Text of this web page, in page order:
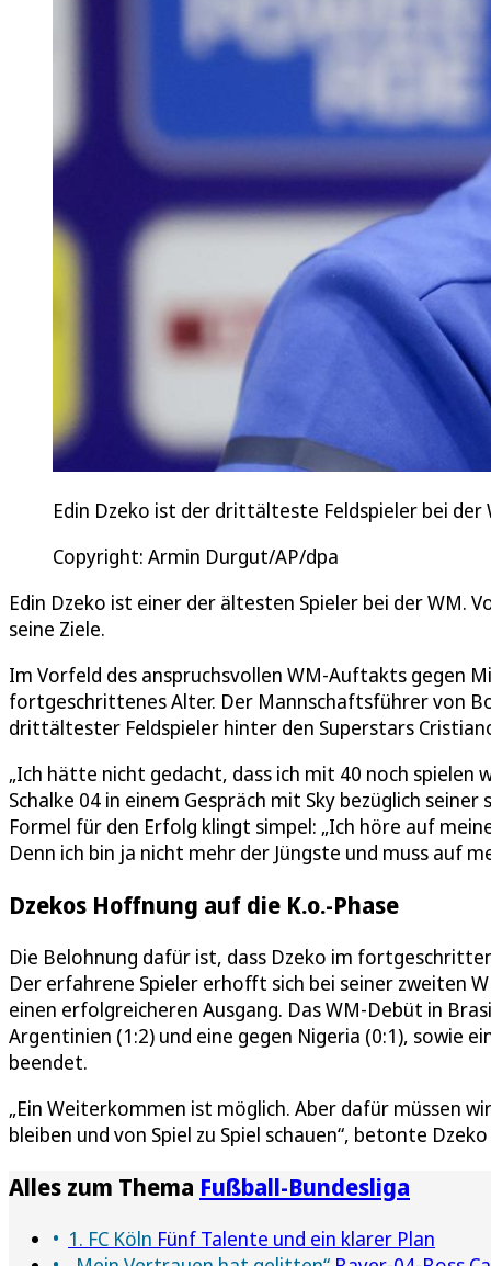
Edin Dzeko ist der drittälteste Feldspieler bei der
Copyright: Armin Durgut/AP/dpa
Edin Dzeko ist einer der ältesten Spieler bei der WM.
seine Ziele.
Im Vorfeld des anspruchsvollen WM-Auftakts gegen
fortgeschrittenes Alter. Der Mannschaftsführer von
drittältester Feldspieler hinter den Superstars
„Ich hätte nicht gedacht, dass ich mit 40 noch spielen
Schalke 04 in einem Gespräch mit Sky bezüglich
Formel für den Erfolg klingt simpel: „Ich höre auf
Denn ich bin ja nicht mehr der Jüngste und muss auf
Dzekos Hoffnung auf die K.o.-Phase
Die Belohnung dafür ist, dass Dzeko im
Der erfahrene Spieler erhofft sich bei seiner zweiten
einen erfolgreicheren Ausgang. Das WM-Debüt in
Argentinien (1:2) und eine gegen Nigeria (0:1), sowie
beendet.
„Ein Weiterkommen ist möglich. Aber dafür müssen
bleiben und von Spiel zu Spiel schauen“, betonte
Alles zum Thema Fußball-Bundesliga
1. FC Köln Fünf Talente und ein klarer Plan